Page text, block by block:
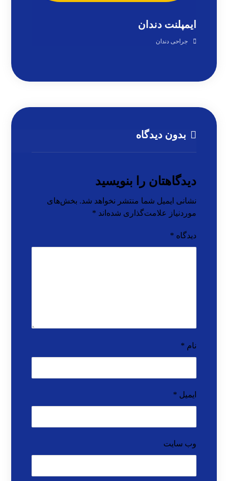
ایمپلنت دندان
جراحی دندان
بدون دیدگاه
دیدگاهتان را بنویسید
نشانی ایمیل شما منتشر نخواهد شد. بخش‌های
موردنیاز علامت‌گذاری شده‌اند *
دیدگاه *
نام *
ایمیل *
وب‌ سایت